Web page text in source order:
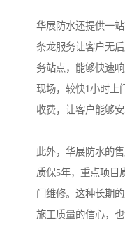
华展防水还提供一
条龙服务让客户无
务站点，能够快速
现场，较快1小时上
收费，让客户能够安
此外，华展防水的
质保5年，重点项目
门维修。这种长期
施工质量的信心，